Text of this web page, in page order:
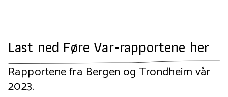
Last ned Føre Var-rapportene her
Rapportene fra Bergen og Trondheim vår
2023.